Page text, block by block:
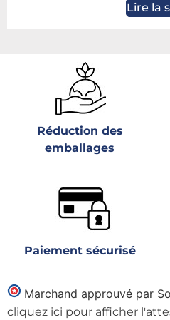
Lire la
Réduction des
emballages
Paiement sécurisé
Marchand approuvé par
cliquez ici pour afficher